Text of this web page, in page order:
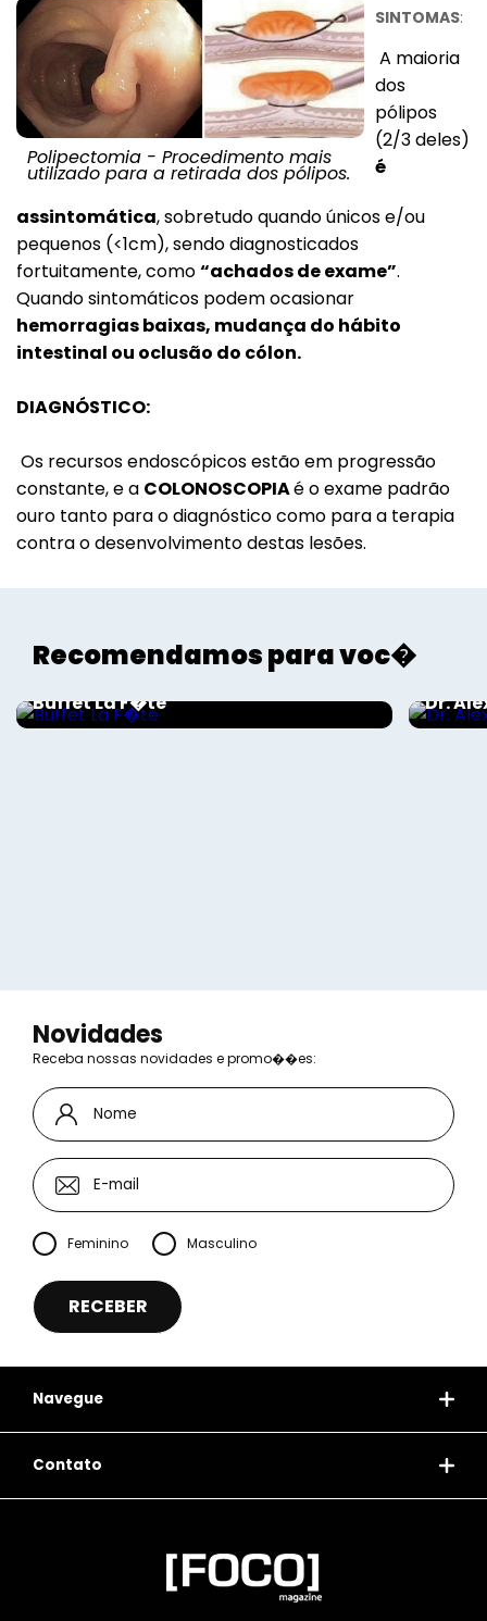
Polipectomia - Procedimento mais
utilizado para a retirada dos pólipos.
SINTOMAS:
A maioria
dos
pólipos
(2/3 deles)
é
assintomática, sobretudo quando únicos e/ou
pequenos (<1cm), sendo diagnosticados
fortuitamente, como“achados de exame”.
Quando sintomáticos podem ocasionar
hemorragias baixas, mudança do hábito
intestinal ou oclusão do cólon.
DIAGNÓSTICO:
Os recursos endoscópicos estão em progressão
constante, e a COLONOSCOPIAé o exame padrão
ouro tanto para o diagnóstico como para a terapia
contra o desenvolvimento destas lesões.
Recomendamos para voc�
Informe Publicitário
Buffet La F�te Dr.
Novidades
Receba nossas novidades e promo��es:
Feminino Masculino
Navegue
Contato